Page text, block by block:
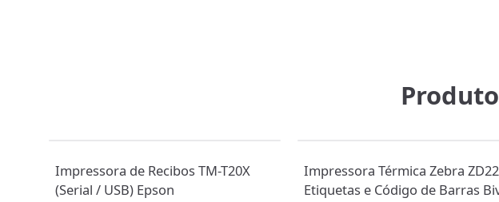
Impressora de Recibos TM-T20X
(Serial / USB) Epson
Impressora Térmica Zebra
Etiquetas e Código de Barras